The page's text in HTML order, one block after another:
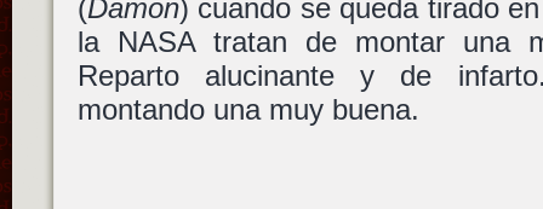
(Damon) cuando se queda tirado
la NASA tratan de montar una
Reparto alucinante y de
montando una muy buena.